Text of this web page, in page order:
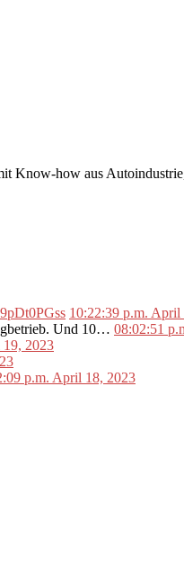
Know-how aus
10:22:39 p.m. April
Und 10… 08:02:51
2023
p.m. April 18, 2023